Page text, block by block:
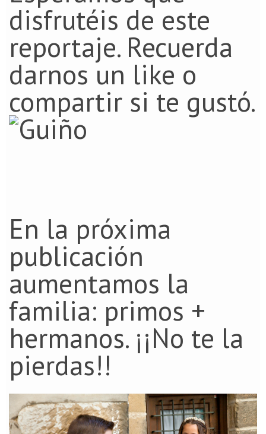
disfrutéis de este
reportaje. Recuerda
darnos un like o
compartir si te gustó.
En la próxima
publicación
aumentamos la
familia: primos +
hermanos. ¡¡No te la
pierdas!!